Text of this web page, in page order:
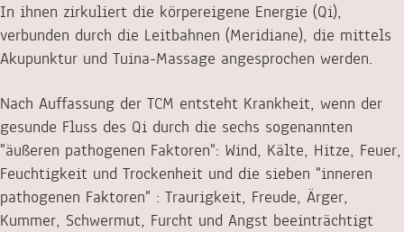
In ihnen zirkuliert die körpereigene Energie (Qi),
verbunden durch die Leitbahnen (Meridiane), die mittels
Akupunktur und Tuina-Massage angesprochen werden.
Nach Auffassung der TCM entsteht Krankheit, wenn der
gesunde Fluss des Qi durch die sechs sogenannten
"äußeren pathogenen Faktoren": Wind, Kälte, Hitze, Feuer,
Feuchtigkeit und Trockenheit und die sieben "inneren
pathogenen Faktoren" : Traurigkeit, Freude, Ärger,
Kummer, Schwermut, Furcht und Angst beeinträchtigt